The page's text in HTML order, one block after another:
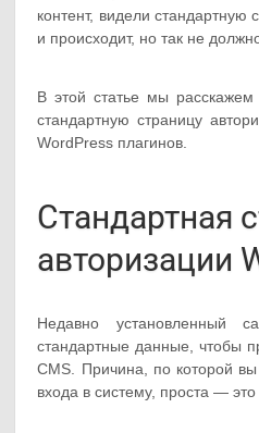
контент, видели стандартную
и происходит, но так не
В этой статье мы
стандартную страницу
WordPress плагинов.
Стандартная
авторизации
Недавно установленный
стандартные данные, чтобы
CMS. Причина, по которой вы
входа в систему, проста — это